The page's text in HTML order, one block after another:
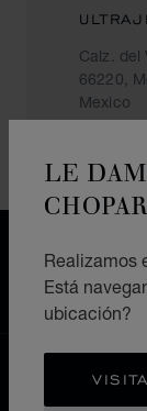
LE
Realizamos
Está
ubicación?
Calz. del
66220,
Mexico
PAGO